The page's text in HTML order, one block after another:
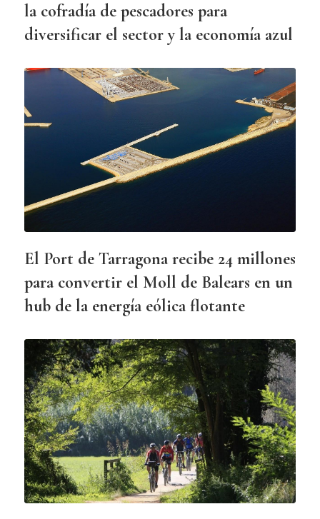
la cofradía de pescadores para
diversificar el sector y la economía azul
El Port de Tarragona recibe 24 millones
para convertir el Moll de Balears en un
hub de la energía eólica flotante